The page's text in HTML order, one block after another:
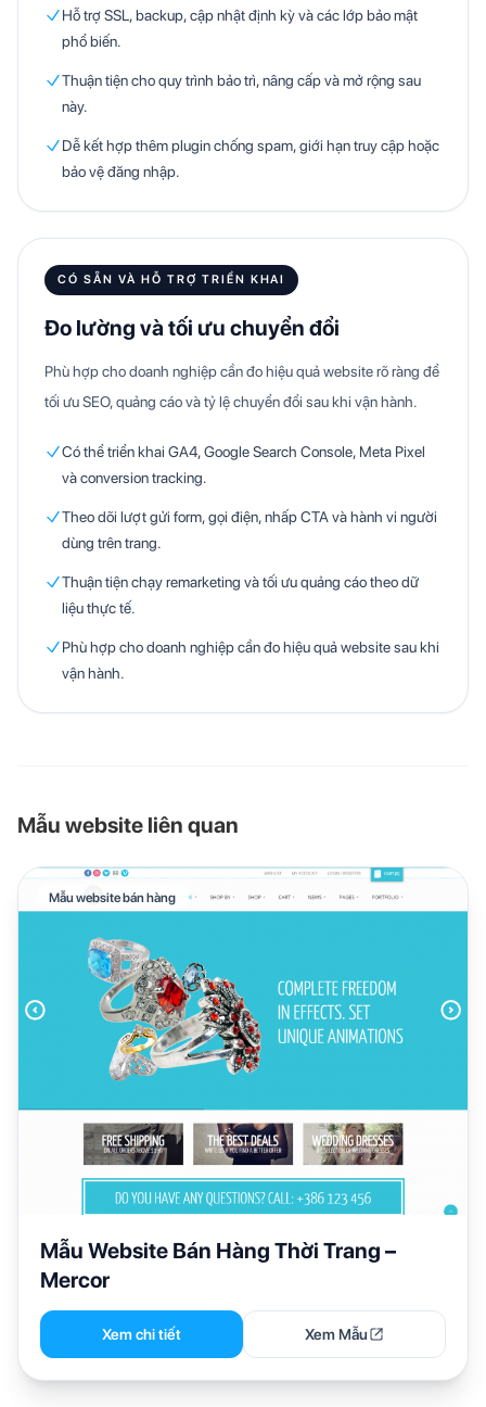
Hỗ trợ SSL, backup, cập nhật định kỳ và các lớp bảo mật
phổ biến.
Thuận tiện cho quy trình bảo trì, nâng cấp và mở rộng sau
này.
Dễ kết hợp thêm plugin chống spam, giới hạn truy cập hoặc
bảo vệ đăng nhập.
CÓ SẴN VÀ HỖ TRỢ TRIỂN KHAI
Đo lường và tối ưu chuyển đổi
Phù hợp cho doanh nghiệp cần đo hiệu quả website rõ ràng để
tối ưu SEO, quảng cáo và tỷ lệ chuyển đổi sau khi vận hành.
Có thể triển khai GA4, Google Search Console, Meta Pixel
và conversion tracking.
Theo dõi lượt gửi form, gọi điện, nhấp CTA và hành vi người
dùng trên trang.
Thuận tiện chạy remarketing và tối ưu quảng cáo theo dữ
liệu thực tế.
Phù hợp cho doanh nghiệp cần đo hiệu quả website sau khi
vận hành.
Mẫu website liên quan
Mẫu website bán hàng
Mẫu Website Bán Hàng Thời Trang –
Mercor
Xem chi tiết Xem Mẫu